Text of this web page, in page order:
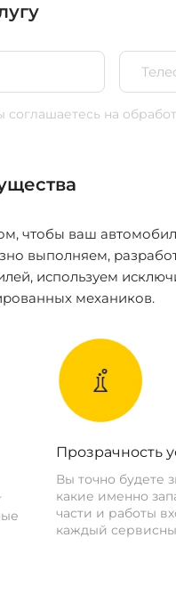
соглашаетесь на
чтобы ваш
выполняем,
используем
механиков.
Прозрачность
Вы точно будете
какие именно
части и работы
каждый